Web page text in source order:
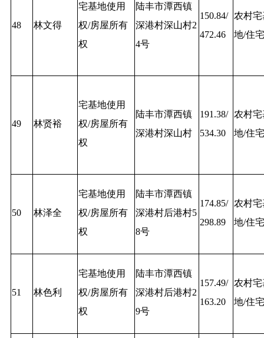
48 林文得
宅基地使用
权/房屋所有
权
陆丰市潭西镇
深港村深山村2
4号
150.84/
472.46
农村宅
地/住宅
49 林贤裕
宅基地使用
权/房屋所有
权
陆丰市潭西镇
深港村深山村
191.38/
534.30
农村宅
地/住宅
50 林泽全
宅基地使用
权/房屋所有
权
陆丰市潭西镇
深港村后港村5
8号
174.85/
298.89
农村宅
地/住宅
51 林色利
宅基地使用
权/房屋所有
权
陆丰市潭西镇
深港村后港村2
9号
157.49/
163.20
农村宅
地/住宅